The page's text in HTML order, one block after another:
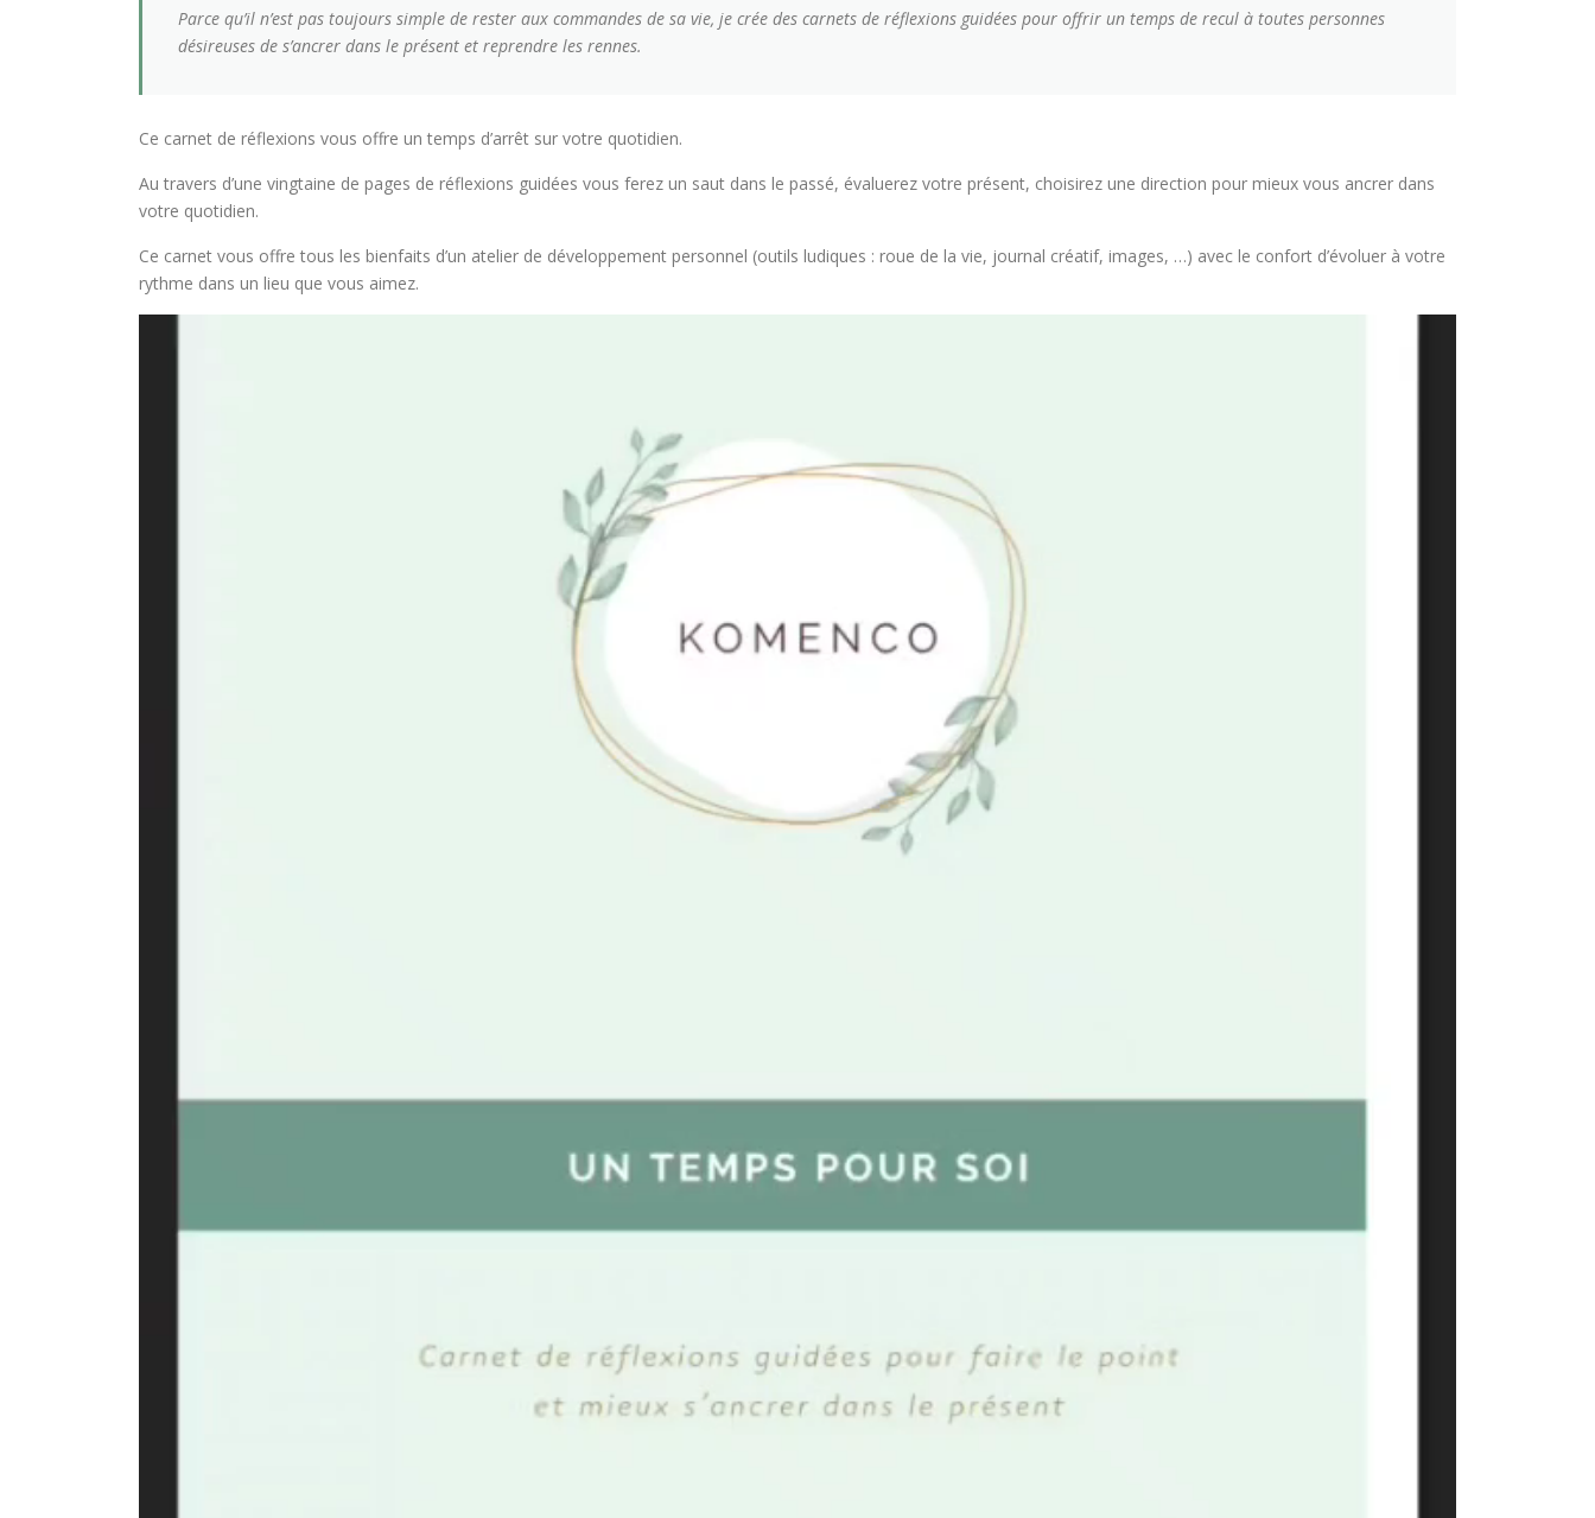
Parce qu’il n’est pas toujours simple de rester aux commandes de sa vie, je crée des carnets de réflexions guidées pour offrir un temps de recul à toutes personnes
désireuses de s’ancrer dans le présent et reprendre les rennes.
Ce carnet de réflexions vous offre un temps d’arrêt sur votre quotidien.
Au travers d’une vingtaine de pages de réflexions guidées vous ferez un saut dans le passé, évaluerez votre présent, choisirez une direction pour mieux vous ancrer dans
votre quotidien.
Ce carnet vous offre tous les bienfaits d’un atelier de développement personnel (outils ludiques : roue de la vie, journal créatif, images, …) avec le confort d’évoluer à votre
rythme dans un lieu que vous aimez.